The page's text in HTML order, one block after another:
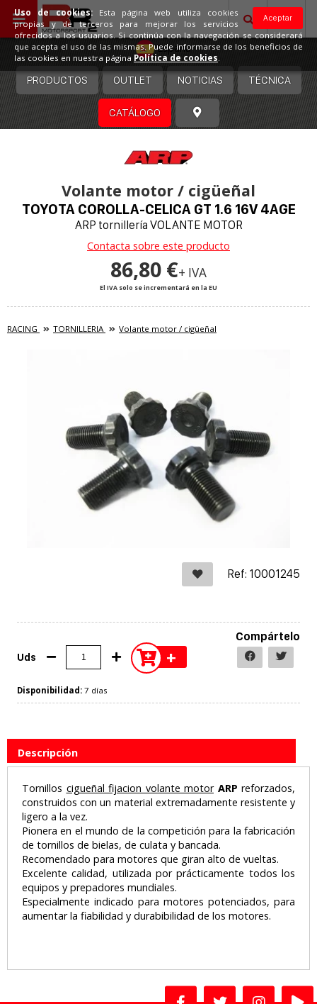
España
PRODUCTOS OUTLET NOTICIAS TÉCNICA
CATÁLOGO
Volante motor / cigüeñal
TOYOTA COROLLA-CELICA GT 1.6 16V 4AGE
ARP tornillería VOLANTE MOTOR
Contacta sobre este producto
86,80 €+ IVA
El IVA solo se incrementará en la EU
RACING TORNILLERIA Volante motor / cigüeñal
Ref: 10001245
Uds +
Compártelo
Disponibilidad: 7 días
Descripción
Tornillos cigueñal fijacion volante motor ARP reforzados,
construidos con un material extremadamente resistente y
ligero a la vez.
Pionera en el mundo de la competición para la fabricación
de tornillos de bielas, de culata y bancada.
Recomendado para motores que giran alto de vueltas.
Excelente calidad, utilizada por prácticamente todos los
equipos y prepadores mundiales.
Especialmente indicado para motores potenciados, para
aumentar la fiabilidad y durabibilidad de los motores.
Aceptar
Uso de cookies:Esta página web utiliza cookies
propias y de terceros para mejorar los servicios
ofrecidos a los usuarios. Si continúa con la navegación se considerará
que acepta el uso de las mismas. Puede informarse de los beneficios de
las cookies en nuestra página Política de cookies.